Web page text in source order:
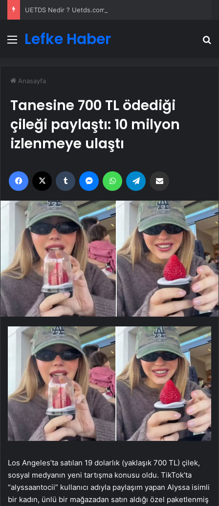
Menü
Lefke Haber
Anasayfa
Tanesine 700 TL ödediği
çileği paylaştı: 10 milyon
izlenmeye ulaştı
Facebook Tumblr MessengerWhatsApp
Los Angeles’ta satılan 19 dolarlık (yaklaşık 700 TL) çilek,
sosyal medyanın yeni tartışma konusu oldu. TikTok’ta
“alyssaantocii” kullanıcı adıyla paylaşım yapan Alyssa isimli
bir kadın, ünlü bir mağazadan satın aldığı özel paketlenmiş